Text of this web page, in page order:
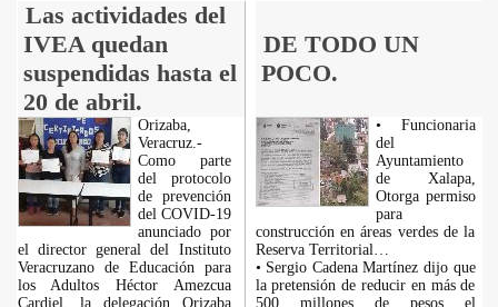
Las actividades del
IVEA quedan
suspendidas hasta el
20 de abril.
DE TODO UN
POCO.
Orizaba,
Veracruz.-
Como parte
del protocolo
de prevención
del COVID-19
anunciado por
el director general del Instituto
Veracruzano de Educación para
los Adultos Héctor Amezcua
Cardiel, la delegación Orizaba
• Funcionaria
del
Ayuntamiento
de Xalapa,
Otorga permiso
para
construcción en áreas verdes de la
Reserva Territorial…
• Sergio Cadena Martínez dijo que
la pretensión de reducir en más de
500 millones de pesos el